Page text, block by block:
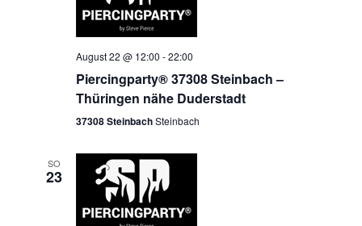
August 22 @ 12:00 -22:00
Piercingparty® 37308 Steinbach –
Thüringen nähe Duderstadt
37308 SteinbachSteinbach
SO
23